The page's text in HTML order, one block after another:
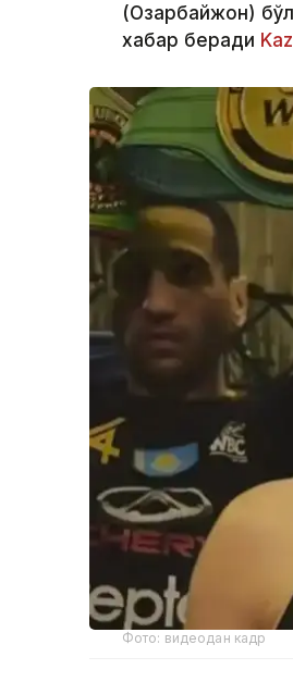
(Озарбайжон)
хабар беради
Фото: видеодан кадр